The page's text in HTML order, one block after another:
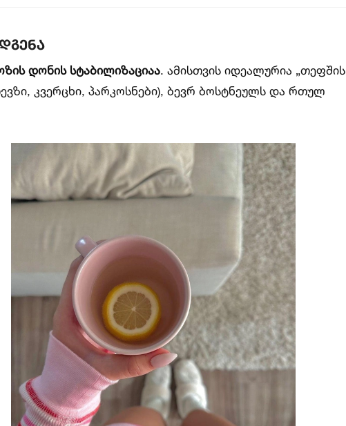
დონის სტაბილიზაციაა. ამისთვის იდეალურია „თეფშის
კვერცხი, პარკოსნები), ბევრ ბოსტნეულს და რთულ